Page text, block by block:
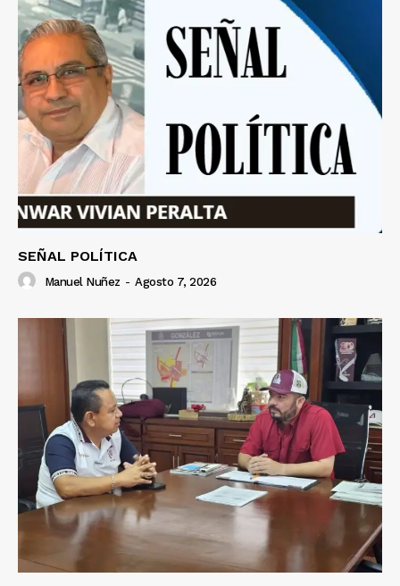
SEÑAL POLÍTICA
Manuel Nuñez - Agosto 7, 2026